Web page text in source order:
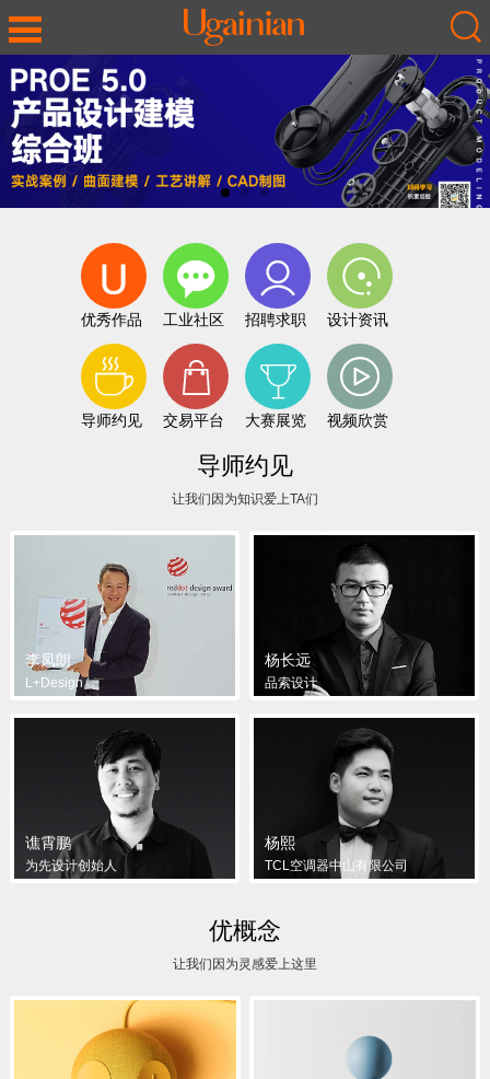
优秀作品 工业社区 招聘求职 设计资讯
导师约见 交易平台 大赛展览 视频欣赏
导师约见
让我们因为知识爱上TA们
李凤朗
L+Design
杨长远
品索设计
谯霄鹏
为先设计创始人
杨熙
TCL空调器中山有限公司
优概念
让我们因为灵感爱上这里